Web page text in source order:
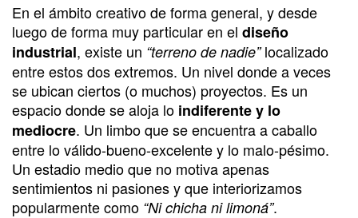
En el ámbito creativo de forma general, y desde
luego de forma muy particular en el diseño
industrial, existe un “terreno de nadie”localizado
entre estos dos extremos. Un nivel donde a veces
se ubican ciertos (o muchos) proyectos. Es un
espacio donde se aloja lo indiferente y lo
mediocre. Un limbo que se encuentra a caballo
entre lo válido-bueno-excelente y lo malo-pésimo.
Un estadio medio que no motiva apenas
sentimientos ni pasiones y que interiorizamos
popularmente como “Ni chicha ni limoná”.